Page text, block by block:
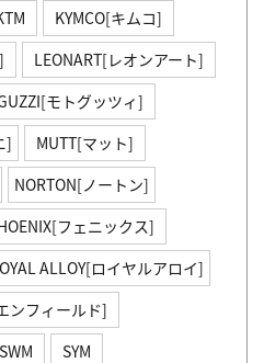
KYMCO[キムコ]
LEONART[レオンアート]
モトグッツィ]
]
MUTT[マット]
NORTON[ノートン]
フェニックス]
ALLOY[ロイヤルアロイ]
ンフィールド]
SWM
SYM